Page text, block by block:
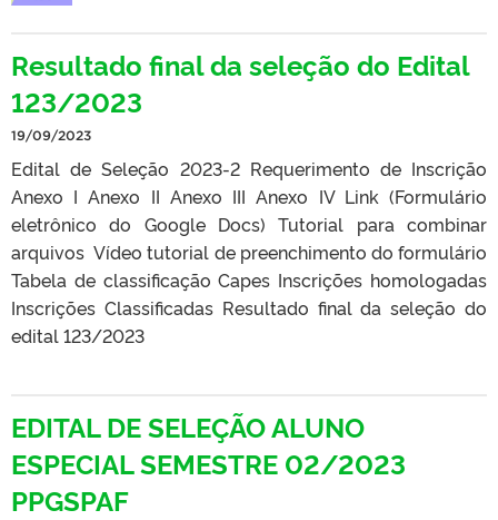
Resultado final da seleção do Edital
123/2023
19/09/2023
Edital de Seleção 2023-2 Requerimento de Inscrição
Anexo I Anexo II Anexo III Anexo IV Link (Formulário
eletrônico do Google Docs) Tutorial para combinar
arquivos Vídeo tutorial de preenchimento do formulário
Tabela de classificação Capes Inscrições homologadas
Inscrições Classificadas Resultado final da seleção do
edital 123/2023
EDITAL DE SELEÇÃO ALUNO
ESPECIAL SEMESTRE 02/2023
PPGSPAF